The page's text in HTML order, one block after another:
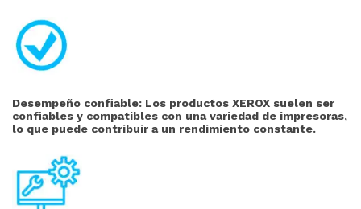
Desempeño confiable: Los productos XEROX suelen ser
confiables y compatibles con una variedad de impresoras,
lo que puede contribuir a un rendimiento constante.